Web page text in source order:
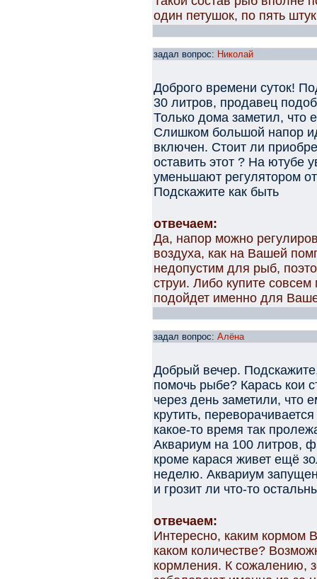
один петушок, по пять
задал вопрос: Николай
Доброго времени суток!
30 литров, продавец
Только дома заметил, что
Слишком большой напор
включен. Стоит ли
оставить этот ? На ютубе
уменьшают регулятором
Подскажите как быть
отвечаем:
Да, напор можно
воздуха, как на Вашей
недопустим для рыб,
струи. Либо купите
подойдет именно для
задал вопрос: Алёна
Добрый вечер.
помочь рыбе? Карась кои
через день заметили, что
крутить,
какое-то время так
Аквариум на 100 литров,
кроме карася живет ещё
неделю. Аквариум
и грозит ли что-то
отвечаем:
Интересно, каким кормом
каком количестве?
кормления. К сожалению,